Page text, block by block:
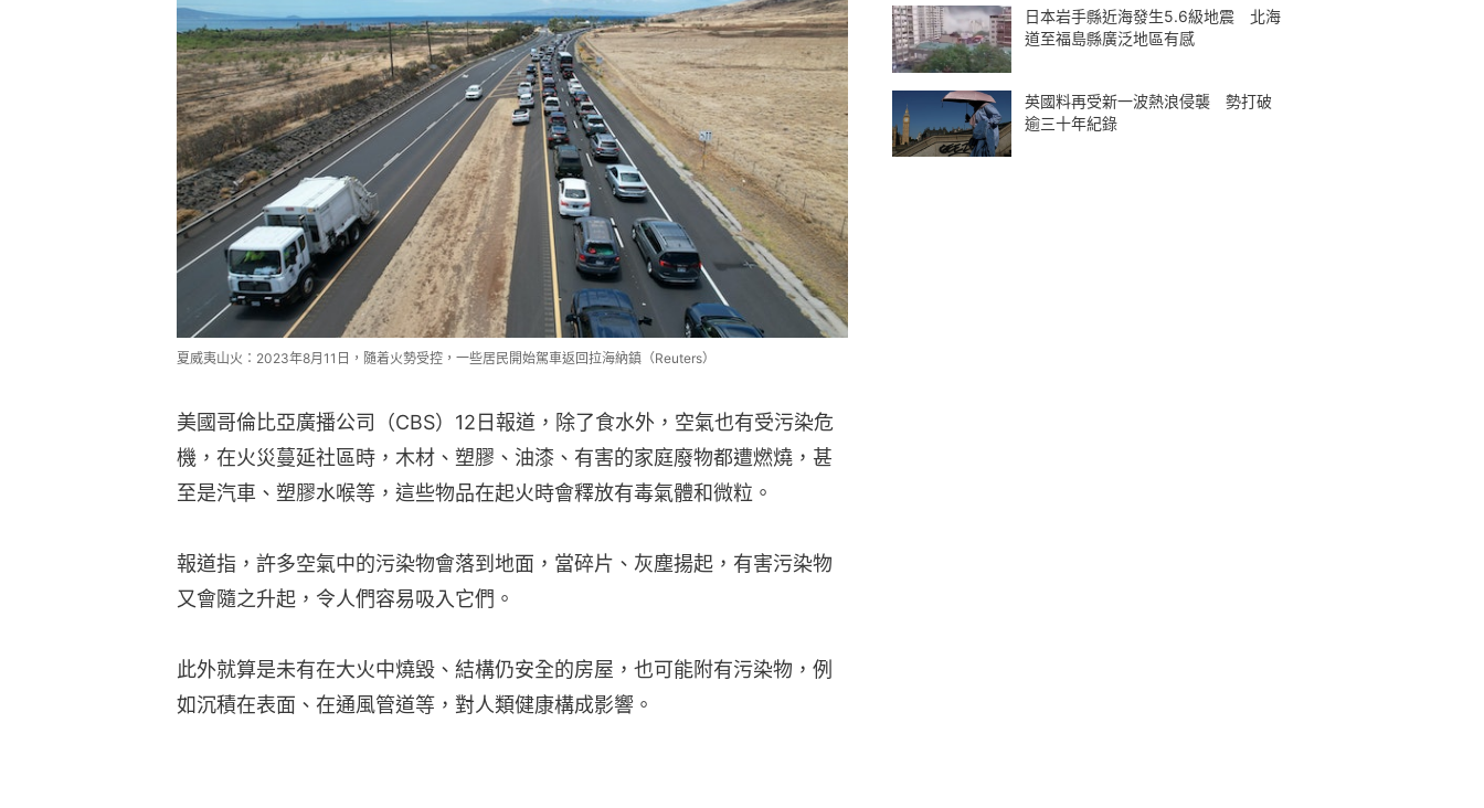
夏威夷山火：2023年8月11日，隨着火勢受控，一些居民開始駕車返回拉海納鎮（Reuters）
美國哥倫比亞廣播公司（CBS）12日報道，除了食水外，空氣也有受污染危
機，在火災蔓延社區時，木材、塑膠、油漆、有害的家庭廢物都遭燃燒，甚
至是汽車、塑膠水喉等，這些物品在起火時會釋放有毒氣體和微粒。
報道指，許多空氣中的污染物會落到地面，當碎片、灰塵揚起，有害污染物
又會隨之升起，令人們容易吸入它們。
此外就算是未有在大火中燒毀、結構仍安全的房屋，也可能附有污染物，例
如沉積在表面、在通風管道等，對人類健康構成影響。
日本岩手縣近海發生5.6級地震 北海
道至福島縣廣泛地區有感
英國料再受新一波熱浪侵襲 勢打破
逾三十年紀錄